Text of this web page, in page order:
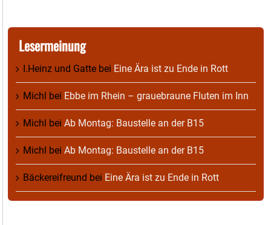
Lesermeinung
I.Heinz und Gatte bei Eine Ära ist zu Ende in Rott
Michl bei Ebbe im Rhein – grauebraune Fluten im Inn
Michl bei Ab Montag: Baustelle an der B15
Michl bei Ab Montag: Baustelle an der B15
Bäckereifreund bei Eine Ära ist zu Ende in Rott